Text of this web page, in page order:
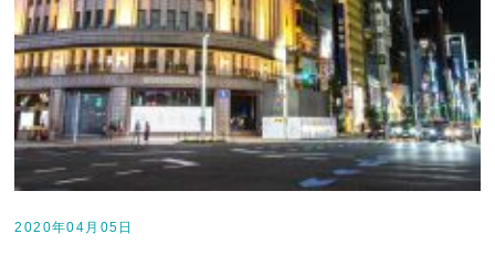
2020年04月05日